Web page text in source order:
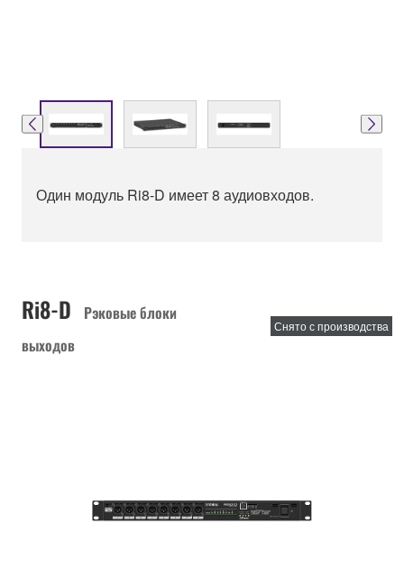
Один модуль Ri8-D имеет 8 аудиовходов.
Ri8-D
Рэковые блоки
выходов
Снято с производства